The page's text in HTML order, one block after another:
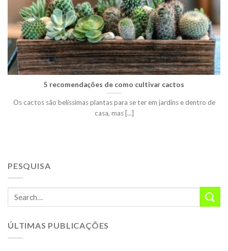
PESQUISA
ÚLTIMAS PUBLICAÇÕES
5 recomendações de como cultivar cactos
Os cactos são belíssimas plantas para se ter em jardins e dentro de
casa, mas [...]